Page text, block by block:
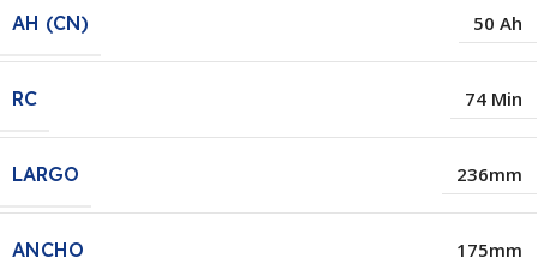
AH (CN) 50 Ah
RC 74 Min
LARGO 236mm
ANCHO 175mm